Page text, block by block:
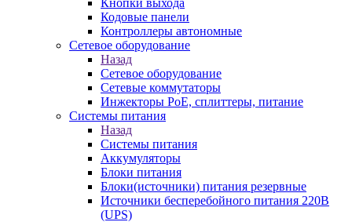
Кнопки выхода
Кодовые панели
Контроллеры автономные
Сетевое оборудование
Назад
Сетевое оборудование
Сетевые коммутаторы
Инжекторы РоЕ, сплиттеры, питание
Системы питания
Назад
Системы питания
Аккумуляторы
Блоки питания
Блоки(источники) питания резервные
Источники бесперебойного питания 220В
(UPS)